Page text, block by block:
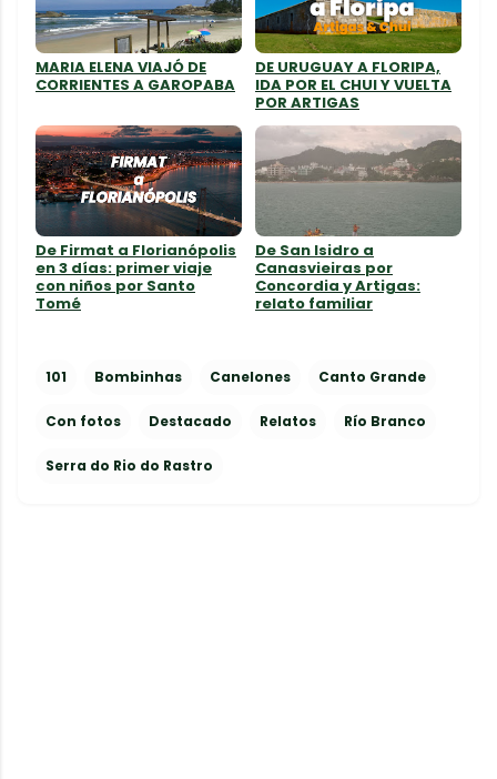
MARIA ELENA VIAJÓ DE
CORRIENTES A GAROPABA
DE URUGUAY A FLORIPA,
IDA POR EL CHUI Y VUELTA
POR ARTIGAS
De Firmat a Florianópolis
en 3 días: primer viaje
con niños por Santo
Tomé
De San Isidro a
Canasvieiras por
Concordia y Artigas:
relato familiar
101 Bombinhas Canelones Canto Grande
Con fotos Destacado Relatos Río Branco
Serra do Rio do Rastro